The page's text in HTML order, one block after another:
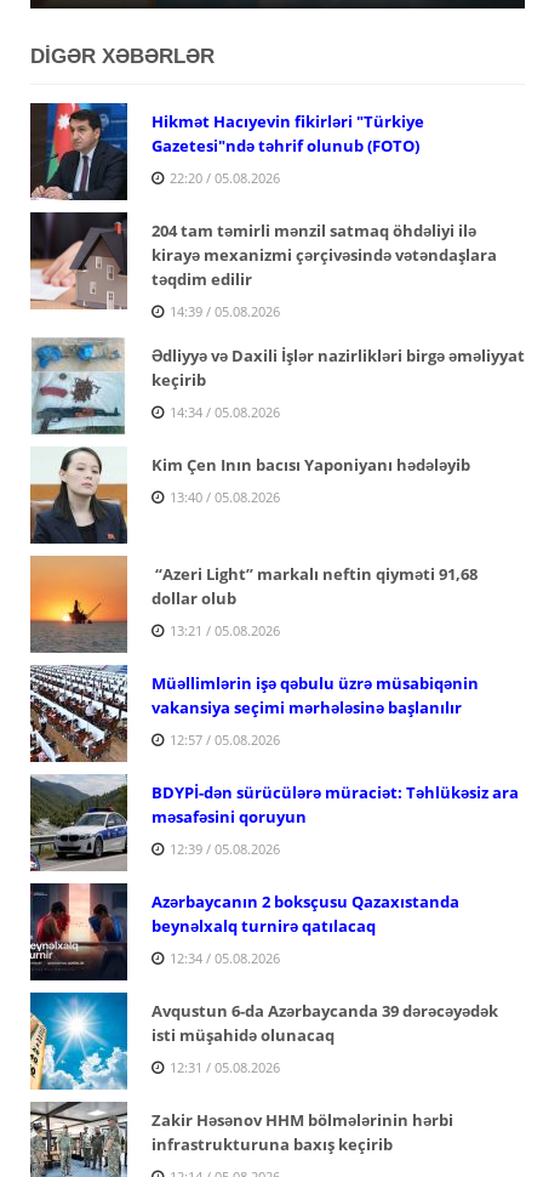
DİGƏR XƏBƏRLƏR
Hikmət Hacıyevin fikirləri "Türkiye
Gazetesi"ndə təhrif olunub (FOTO)
22:20 / 05.08.2026
204 tam təmirli mənzil satmaq öhdəliyi ilə
kirayə mexanizmi çərçivəsində vətəndaşlara
təqdim edilir
14:39 / 05.08.2026
Ədliyyə və Daxili İşlər nazirlikləri birgə əməliyyat
keçirib
14:34 / 05.08.2026
Kim Çen Inın bacısı Yaponiyanı hədələyib
13:40 / 05.08.2026
“Azeri Light” markalı neftin qiyməti 91,68
dollar olub
13:21 / 05.08.2026
Müəllimlərin işə qəbulu üzrə müsabiqənin
vakansiya seçimi mərhələsinə başlanılır
12:57 / 05.08.2026
BDYPİ-dən sürücülərə müraciət: Təhlükəsiz ara
məsafəsini qoruyun
12:39 / 05.08.2026
Azərbaycanın 2 boksçusu Qazaxıstanda
beynəlxalq turnirə qatılacaq
12:34 / 05.08.2026
Avqustun 6-da Azərbaycanda 39 dərəcəyədək
isti müşahidə olunacaq
12:31 / 05.08.2026
Zakir Həsənov HHM bölmələrinin hərbi
infrastrukturuna baxış keçirib